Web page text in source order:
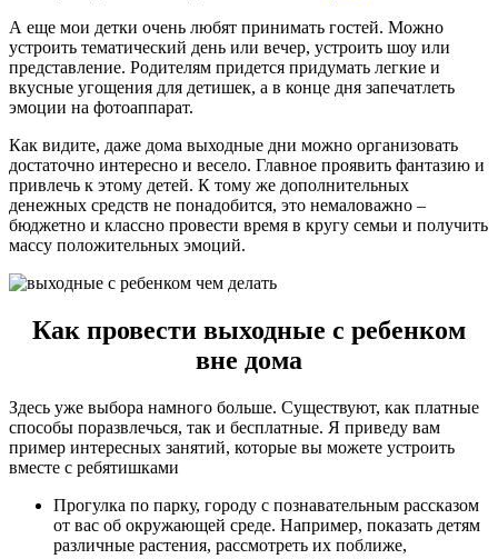
А еще мои детки очень любят принимать гостей. Можно
устроить тематический день или вечер, устроить шоу или
представление. Родителям придется придумать легкие и
вкусные угощения для детишек, а в конце дня запечатлеть
эмоции на фотоаппарат.
Как видите, даже дома выходные дни можно организовать
достаточно интересно и весело. Главное проявить фантазию и
привлечь к этому детей. К тому же дополнительных
денежных средств не понадобится, это немаловажно –
бюджетно и классно провести время в кругу семьи и получить
массу положительных эмоций.
Как провести выходные с ребенком
вне дома
Здесь уже выбора намного больше. Существуют, как платные
способы поразвлечься, так и бесплатные. Я приведу вам
пример интересных занятий, которые вы можете устроить
вместе с ребятишками
Прогулка по парку, городу с познавательным рассказом
от вас об окружающей среде. Например, показать детям
различные растения, рассмотреть их поближе,